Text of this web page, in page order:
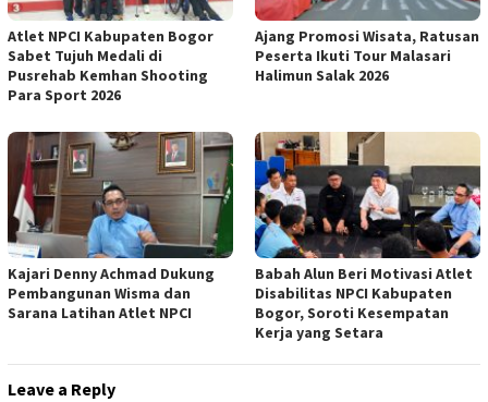
Atlet NPCI Kabupaten Bogor
Sabet Tujuh Medali di
Pusrehab Kemhan Shooting
Para Sport 2026
Ajang Promosi Wisata, Ratusan
Peserta Ikuti Tour Malasari
Halimun Salak 2026
Kajari Denny Achmad Dukung
Pembangunan Wisma dan
Sarana Latihan Atlet NPCI
Babah Alun Beri Motivasi Atlet
Disabilitas NPCI Kabupaten
Bogor, Soroti Kesempatan
Kerja yang Setara
Leave a Reply